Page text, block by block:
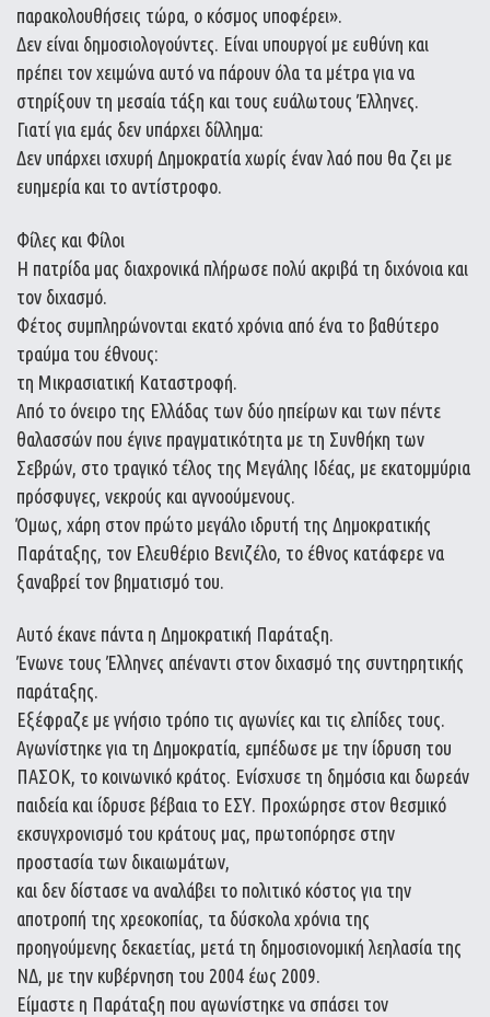
παρακολουθήσεις τώρα, ο κόσμος υποφέρει».
Δεν είναι δημοσιολογούντες. Είναι υπουργοί με ευθύνη και
πρέπει τον χειμώνα αυτό να πάρουν όλα τα μέτρα για να
στηρίξουν τη μεσαία τάξη και τους ευάλωτους Έλληνες.
Γιατί για εμάς δεν υπάρχει δίλλημα:
Δεν υπάρχει ισχυρή Δημοκρατία χωρίς έναν λαό που θα ζει με
ευημερία και το αντίστροφο.
Φίλες και Φίλοι
Η πατρίδα μας διαχρονικά πλήρωσε πολύ ακριβά τη διχόνοια και
τον διχασμό.
Φέτος συμπληρώνονται εκατό χρόνια από ένα το βαθύτερο
τραύμα του έθνους:
τη Μικρασιατική Καταστροφή.
Από το όνειρο της Ελλάδας των δύο ηπείρων και των πέντε
θαλασσών που έγινε πραγματικότητα με τη Συνθήκη των
Σεβρών, στο τραγικό τέλος της Μεγάλης Ιδέας, με εκατομμύρια
πρόσφυγες, νεκρούς και αγνοούμενους.
Όμως, χάρη στον πρώτο μεγάλο ιδρυτή της Δημοκρατικής
Παράταξης, τον Ελευθέριο Βενιζέλο, το έθνος κατάφερε να
ξαναβρεί τον βηματισμό του.
Αυτό έκανε πάντα η Δημοκρατική Παράταξη.
Ένωνε τους Έλληνες απέναντι στον διχασμό της συντηρητικής
παράταξης.
Εξέφραζε με γνήσιο τρόπο τις αγωνίες και τις ελπίδες τους.
Αγωνίστηκε για τη Δημοκρατία, εμπέδωσε με την ίδρυση του
ΠΑΣΟΚ, το κοινωνικό κράτος. Ενίσχυσε τη δημόσια και δωρεάν
παιδεία και ίδρυσε βέβαια το ΕΣΥ. Προχώρησε στον θεσμικό
εκσυγχρονισμό του κράτους μας, πρωτοπόρησε στην
προστασία των δικαιωμάτων,
και δεν δίστασε να αναλάβει το πολιτικό κόστος για την
αποτροπή της χρεοκοπίας, τα δύσκολα χρόνια της
προηγούμενης δεκαετίας, μετά τη δημοσιονομική λεηλασία της
ΝΔ, με την κυβέρνηση του 2004 έως 2009.
Είμαστε η Παράταξη που αγωνίστηκε να σπάσει τον